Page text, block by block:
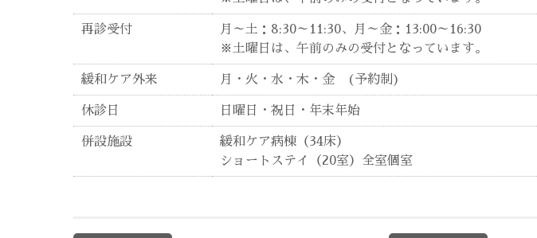
再診受付
月～土：8:30～11:30、月～金：13:00～16:30
※土曜日は、午前のみの受付となっています。
緩和ケア外来 月・火・水・木・金 (予約制)
休診日 日曜日・祝日・年末年始
併設施設
緩和ケア病棟（34床）
ショートステイ（20室）全室個室